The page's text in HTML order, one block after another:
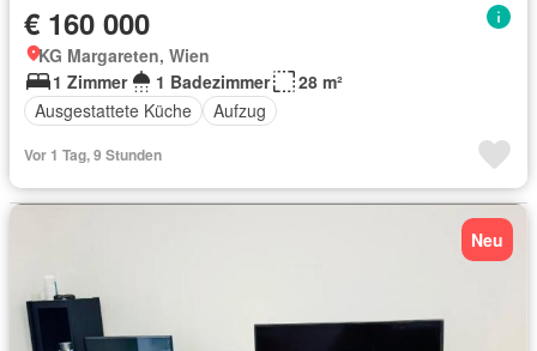
€ 160 000
KG Margareten, Wien
1 Zimmer
1 Badezimmer
28 m²
Ausgestattete Küche
Aufzug
Vor 1 Tag, 9 Stunden
Neu